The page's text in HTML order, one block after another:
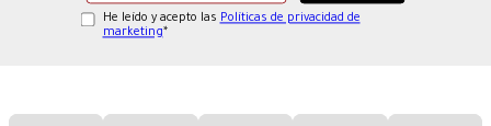
He leído y acepto las Políticas de privacidad de
marketing*